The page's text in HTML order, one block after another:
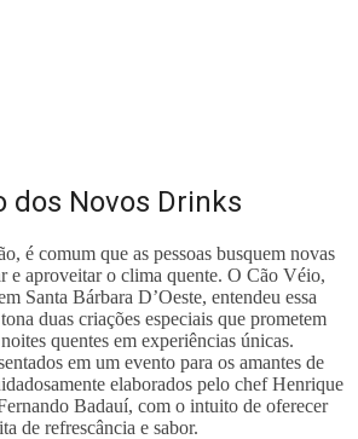
dos Novos Drinks
é comum que as pessoas busquem novas
e aproveitar o clima quente. O Cão Véio,
Santa Bárbara D’Oeste, entendeu essa
duas criações especiais que prometem
quentes em experiências únicas.
em um evento para os amantes de
elaborados pelo chef Henrique
Badauí, com o intuito de oferecer
de refrescância e sabor.